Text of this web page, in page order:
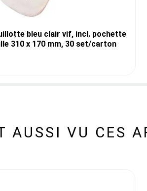
bleu clair vif, incl. pochette
310 x 170 mm, 30 set/carton
AUSSI VU CES